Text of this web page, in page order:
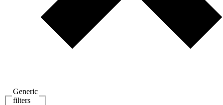
Generic
filters